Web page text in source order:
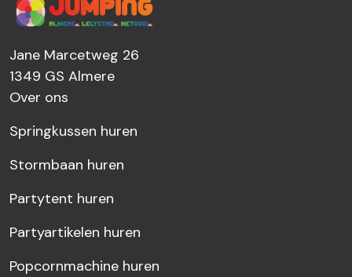
Jane Marcetweg 26
1349 GS Almere
Over ons
Springkussen huren
Stormbaan huren
Partytent huren
Partyartikelen huren
Popcornmachine huren